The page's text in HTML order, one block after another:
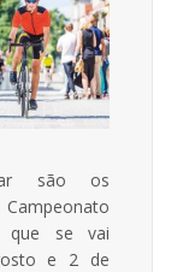
são os
que se vai
e 2 de